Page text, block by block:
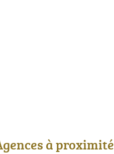
à proximité